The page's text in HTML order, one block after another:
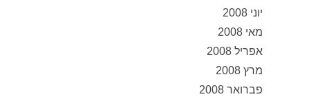
יוני 2008
מאי 2008
אפריל 2008
מרץ 2008
פברואר 2008